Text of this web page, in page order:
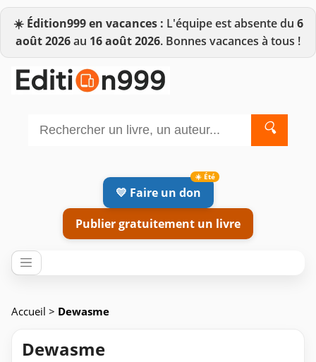
☀️ Édition999 en vacances : L'équipe est absente du 6
août 2026au 16 août 2026. Bonnes vacances à tous !
🔍
💛 Faire un don
Publier gratuitement un livre
Accueil > Dewasme
Dewasme